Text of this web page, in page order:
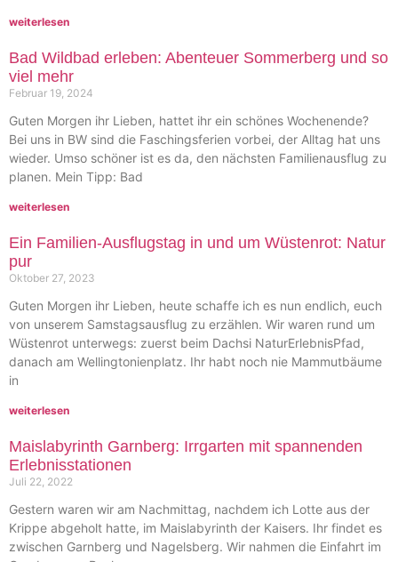
weiterlesen
Bad Wildbad erleben: Abenteuer Sommerberg und so
viel mehr
Februar 19, 2024
Guten Morgen ihr Lieben, hattet ihr ein schönes Wochenende?
Bei uns in BW sind die Faschingsferien vorbei, der Alltag hat uns
wieder. Umso schöner ist es da, den nächsten Familienausflug zu
planen. Mein Tipp: Bad
weiterlesen
Ein Familien-Ausflugstag in und um Wüstenrot: Natur
pur
Oktober 27, 2023
Guten Morgen ihr Lieben, heute schaffe ich es nun endlich, euch
von unserem Samstagsausflug zu erzählen. Wir waren rund um
Wüstenrot unterwegs: zuerst beim Dachsi NaturErlebnisPfad,
danach am Wellingtonienplatz. Ihr habt noch nie Mammutbäume
in
weiterlesen
Maislabyrinth Garnberg: Irrgarten mit spannenden
Erlebnisstationen
Juli 22, 2022
Gestern waren wir am Nachmittag, nachdem ich Lotte aus der
Krippe abgeholt hatte, im Maislabyrinth der Kaisers. Ihr findet es
zwischen Garnberg und Nagelsberg. Wir nahmen die Einfahrt im